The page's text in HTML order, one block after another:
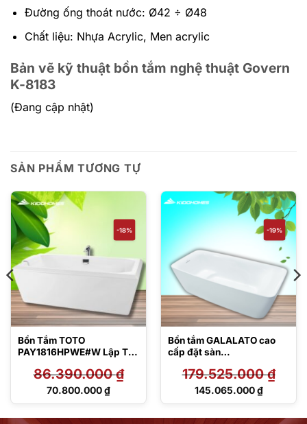
Đường ống thoát nước: Ø42 ÷ Ø48
Chất liệu: Nhựa Acrylic, Men acrylic
Bản vẽ kỹ thuật bồn tắm nghệ thuật Govern
K-8183
(Đang cập nhật)
SẢN PHẨM TƯƠNG TỰ
-18%
Bồn Tắm TOTO
PAY1816HPWE#W Lập Thể
86.390.000₫
Giá
70.800.000₫
Giá
-19%
Bồn tắm GALALATO cao
cấp đặt sàn
TVBF412
179.525.000₫
Giá
145.065.000₫
Giá